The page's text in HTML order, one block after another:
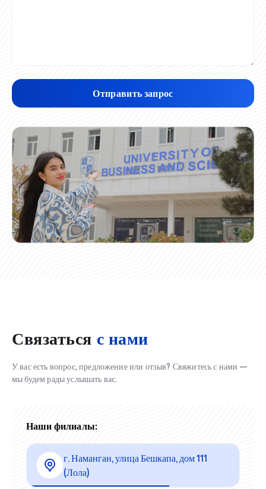
Отправить запрос
Связаться с нами
У вас есть вопрос, предложение или отзыв? Свяжитесь с нами —
мы будем рады услышать вас.
Наши филиалы:
г. Наманган, улица Бешкапа, дом 111
(Лола)